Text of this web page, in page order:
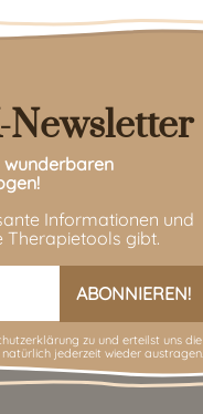
wunderbaren
Informationen und
Therapietools gibt.
zu und erteilst uns die
jederzeit wieder austragen.